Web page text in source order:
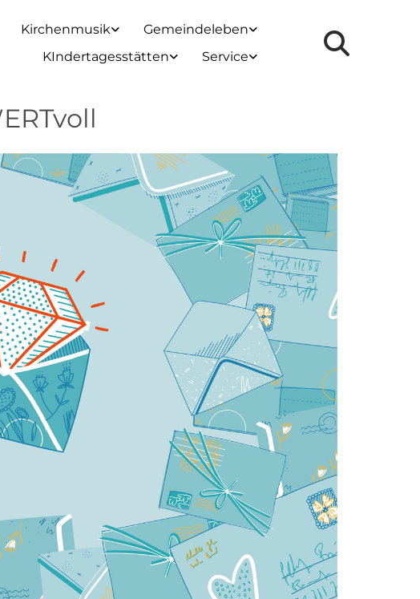
Kirchenmusik
Gemeindeleben
KIndertagesstätten
Service